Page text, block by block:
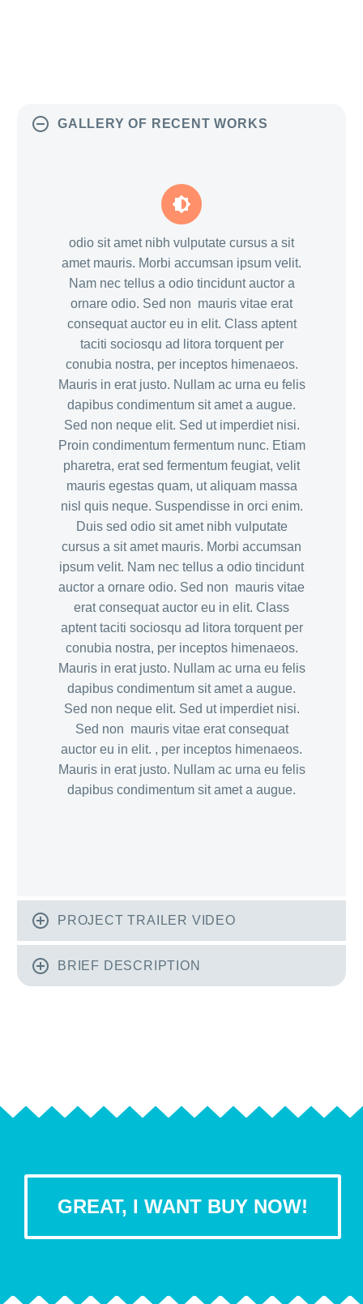
GALLERY OF RECENT WORKS


odio sit amet nibh vulputate cursus a sit
amet mauris. Morbi accumsan ipsum velit.
Nam nec tellus a odio tincidunt auctor a
ornare odio. Sed non mauris vitae erat
consequat auctor eu in elit. Class aptent
taciti sociosqu ad litora torquent per
conubia nostra, per inceptos himenaeos.
Mauris in erat justo. Nullam ac urna eu felis
dapibus condimentum sit amet a augue.
Sed non neque elit. Sed ut imperdiet nisi.
Proin condimentum fermentum nunc. Etiam
pharetra, erat sed fermentum feugiat, velit
mauris egestas quam, ut aliquam massa
nisl quis neque. Suspendisse in orci enim.
Duis sed odio sit amet nibh vulputate
cursus a sit amet mauris. Morbi accumsan
ipsum velit. Nam nec tellus a odio tincidunt
auctor a ornare odio. Sed non mauris vitae
erat consequat auctor eu in elit. Class
aptent taciti sociosqu ad litora torquent per
conubia nostra, per inceptos himenaeos.
Mauris in erat justo. Nullam ac urna eu felis
dapibus condimentum sit amet a augue.
Sed non neque elit. Sed ut imperdiet nisi.
Sed non mauris vitae erat consequat
auctor eu in elit. , per inceptos himenaeos.
Mauris in erat justo. Nullam ac urna eu felis
dapibus condimentum sit amet a augue.
PROJECT TRAILER VIDEO
BRIEF DESCRIPTION
GREAT, I WANT BUY NOW!